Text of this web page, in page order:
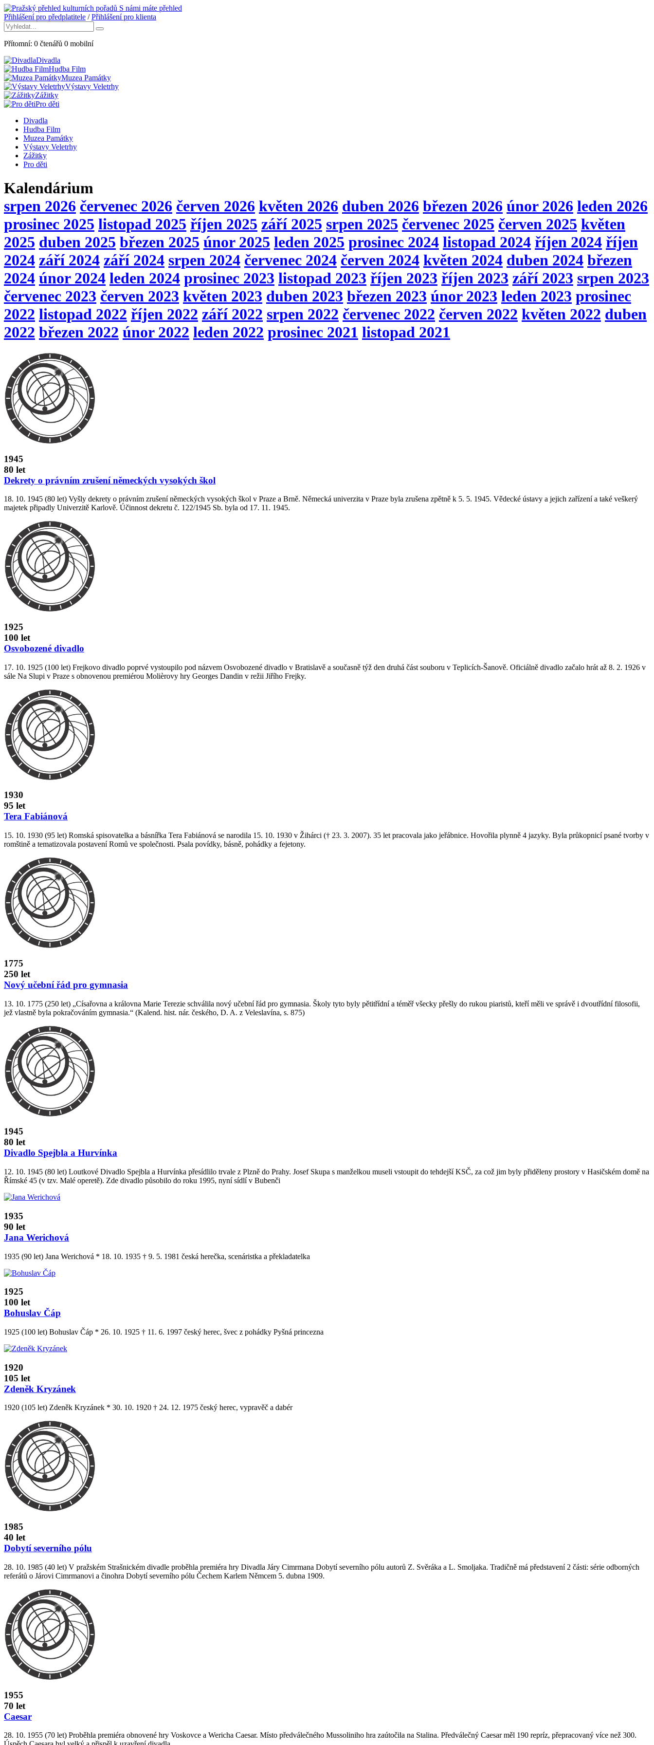
S námi máte přehled
Přihlášení pro předplatitele /Přihlášení pro klienta
Přítomní: 0 čtenářů 0 mobilní
Divadla
Hudba Film
Muzea Památky
Výstavy Veletrhy
Zážitky
Pro děti
Divadla
Hudba Film
Muzea Památky
Výstavy Veletrhy
Zážitky
Pro děti
Kalendárium
srpen 2026 červenec 2026 červen 2026 květen 2026 duben 2026 březen 2026 únor 2026 leden 2026
prosinec 2025 listopad 2025 říjen 2025 září 2025 srpen 2025 červenec 2025 červen 2025 květen
2025 duben 2025 březen 2025 únor 2025 leden 2025 prosinec 2024 listopad 2024 říjen 2024 říjen
2024 září 2024 září 2024 srpen 2024 červenec 2024 červen 2024 květen 2024 duben 2024 březen
2024 únor 2024 leden 2024 prosinec 2023 listopad 2023 říjen 2023 říjen 2023 září 2023 srpen 2023
červenec 2023 červen 2023 květen 2023 duben 2023 březen 2023 únor 2023 leden 2023 prosinec
2022 listopad 2022 říjen 2022 září 2022 srpen 2022 červenec 2022 červen 2022 květen 2022 duben
2022 březen 2022 únor 2022 leden 2022 prosinec 2021 listopad 2021
1945
80 let
Dekrety o právním zrušení německých vysokých škol
18. 10. 1945 (80 let) Vyšly dekrety o právním zrušení německých vysokých škol v Praze a Brně. Německá univerzita v Praze byla zrušena zpětně k 5. 5. 1945. Vědecké ústavy a jejich zařízení a také veškerý
majetek připadly Univerzitě Karlově. Účinnost dekretu č. 122/1945 Sb. byla od 17. 11. 1945.
1925
100 let
Osvobozené divadlo
17. 10. 1925 (100 let) Frejkovo divadlo poprvé vystoupilo pod názvem Osvobozené divadlo v Bratislavě a současně týž den druhá část souboru v Teplicích­‑Šanově. Oficiálně divadlo začalo hrát až 8. 2. 1926 v
sále Na Slupi v Praze s obnovenou premiérou Molièrovy hry Georges Dandin v režii Jiřího Frejky.
1930
95 let
Tera Fabiánová
15. 10. 1930 (95 let) Romská spisovatelka a básnířka Tera Fabiánová se narodila 15. 10. 1930 v Žihárci († 23. 3. 2007). 35 let pracovala jako jeřábnice. Hovořila plynně 4 jazyky. Byla průkopnicí psané tvorby v
romštině a tematizovala postavení Romů ve společnosti. Psala povídky, básně, pohádky a fejetony.
1775
250 let
Nový učební řád pro gymnasia
13. 10. 1775 (250 let) „Císařovna a královna Marie Terezie schválila nový učební řád pro gymnasia. Školy tyto byly pětitřídní a téměř všecky přešly do rukou piaristů, kteří měli ve správě i dvoutřídní filosofii,
jež vlastně byla pokračováním gymnasia.“ (Kalend. hist. nár. českého, D. A. z Veleslavína, s. 875)
1945
80 let
Divadlo Spejbla a Hurvínka
12. 10. 1945 (80 let) Loutkové Divadlo Spejbla a Hurvínka přesídlilo trvale z Plzně do Prahy. Josef Skupa s manželkou museli vstoupit do tehdejší KSČ, za což jim byly přiděleny prostory v Hasičském domě na
Římské 45 (v tzv. Malé operetě). Zde divadlo působilo do roku 1995, nyní sídlí v Bubenči
1935
90 let
Jana Werichová
1935 (90 let) Jana Werichová * 18. 10. 1935 † 9. 5. 1981 česká herečka, scenáristka a překladatelka
1925
100 let
Bohuslav Čáp
1925 (100 let) Bohuslav Čáp * 26. 10. 1925 † 11. 6. 1997 český herec, švec z pohádky Pyšná princezna
1920
105 let
Zdeněk Kryzánek
1920 (105 let) Zdeněk Kryzánek * 30. 10. 1920 † 24. 12. 1975 český herec, vypravěč a dabér
1985
40 let
Dobytí severního pólu
28. 10. 1985 (40 let) V pražském Strašnickém divadle proběhla premiéra hry Divadla Járy Cimrmana Dobytí severního pólu autorů Z. Svěráka a L. Smoljaka. Tradičně má představení 2 části: série odborných
referátů o Járovi Cimrmanovi a činohra Dobytí severního pólu Čechem Karlem Němcem 5. dubna 1909.
1955
70 let
Caesar
28. 10. 1955 (70 let) Proběhla premiéra obnovené hry Voskovce a Wericha Caesar. Místo předválečného Mussoliniho hra zaútočila na Stalina. Předválečný Caesar měl 190 repríz, přepracovaný více než 300.